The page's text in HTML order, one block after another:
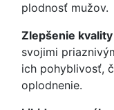
plodnosť mužov.
Zlepšenie
svojimi
ich pohyblivosť,
oplodnenie.